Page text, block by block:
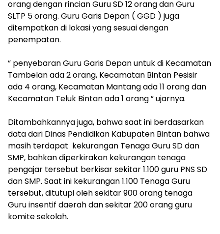
orang dengan rincian Guru SD 12 orang dan Guru
SLTP 5 orang. Guru Garis Depan ( GGD ) juga
ditempatkan di lokasi yang sesuai dengan
penempatan.
” penyebaran Guru Garis Depan untuk di Kecamatan
Tambelan ada 2 orang, Kecamatan Bintan Pesisir
ada 4 orang, Kecamatan Mantang ada 11 orang dan
Kecamatan Teluk Bintan ada 1 orang ” ujarnya.
Ditambahkannya juga, bahwa saat ini berdasarkan
data dari Dinas Pendidikan Kabupaten Bintan bahwa
masih terdapat kekurangan Tenaga Guru SD dan
SMP, bahkan diperkirakan kekurangan tenaga
pengajar tersebut berkisar sekitar 1.100 guru PNS SD
dan SMP. Saat ini kekurangan 1.100 Tenaga Guru
tersebut, ditutupi oleh sekitar 900 orang tenaga
Guru insentif daerah dan sekitar 200 orang guru
komite sekolah.